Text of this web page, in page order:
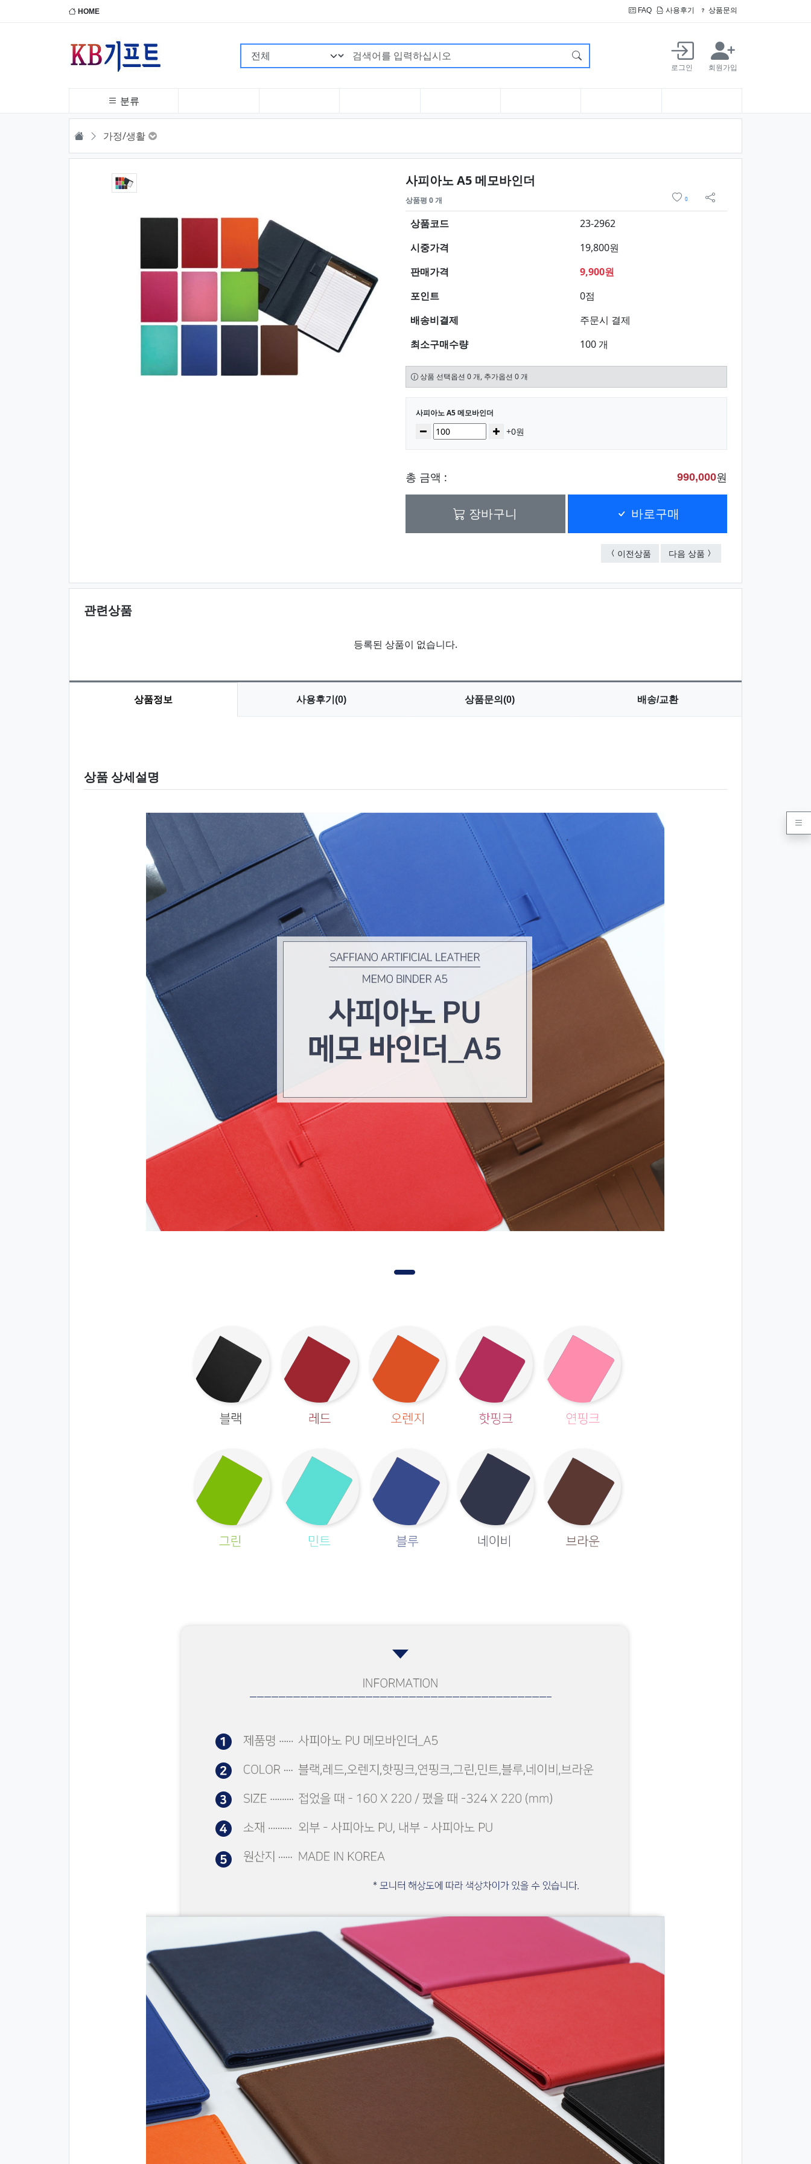
HOME FAQ 사용후기 상품문의
검색어 필수
로그인 회원가입
분류
HOME 가정/생활
사피아노 A5 메모바인더
상품평 0 개 0
sns 공유
상품코드
23-2962
시중가격
19,800원
판매가격
9,900원
포인트
0점
배송비결제
주문시 결제
최소구매수량
100 개
상품 선택옵션 0 개, 추가옵션 0 개
선택된 옵션
사피아노 A5 메모바인더
수량감소 증가+0원
총 금액 : 990,000원
장바구니 바로구매
이전상품 미니 메모바인더
다음 상품 사피아노 A4 메모바인더
관련상품
등록된 상품이 없습니다.
상품정보 사용후기(0) 상품문의(0) 배송/교환
상품 상세설명